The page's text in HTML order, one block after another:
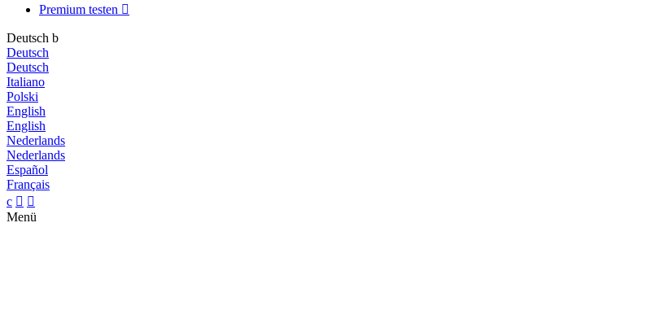
Premium testen 
Deutsch b
Deutsch
Deutsch
Italiano
Polski
English
English
Nederlands
Nederlands
Español
Français
c  
Menü